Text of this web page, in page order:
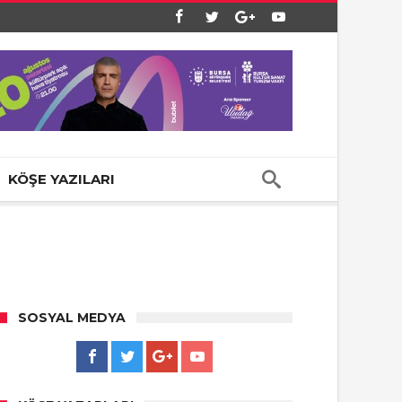
KÖŞE YAZILARI
SOSYAL MEDYA